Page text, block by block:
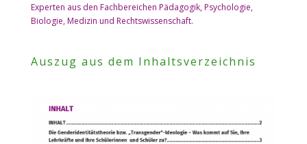
Experten aus den Fachbereichen Pädagogik, Psychologie,
Biologie, Medizin und Rechtswissenschaft.
Auszug aus dem Inhaltsverzeichnis